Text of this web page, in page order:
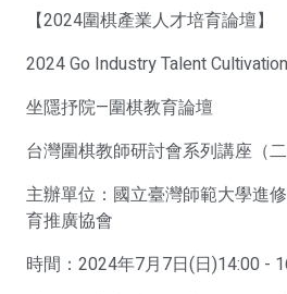
【2024圍棋產業人才培育論壇】
2024 Go Industry Talent
坐隱抒院—圍棋教育論壇
台灣圍棋教師研討會系列講座（二
主辦單位：國立臺灣師範大學進
育推廣協會
時間：2024年7月7日(日)14:00 -